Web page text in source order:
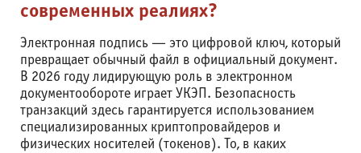
современных реалиях?
Электронная подпись — это цифровой ключ, который
превращает обычный файл в официальный документ.
В 2026 году лидирующую роль в электронном
документообороте играет УКЭП. Безопасность
транзакций здесь гарантируется использованием
специализированных криптопровайдеров и
физических носителей (токенов). То, в каких